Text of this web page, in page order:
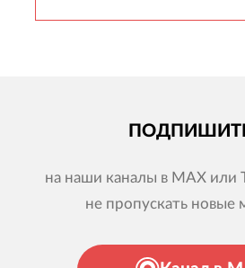
на наши каналы в MAX или
не пропускать новые